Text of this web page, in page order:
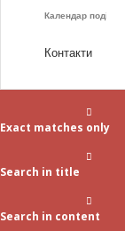
Календар подій
Контакти
Exact matches only
Search in title
Search in content